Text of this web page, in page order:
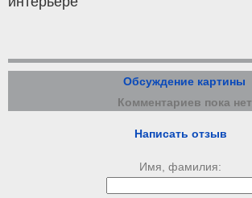
Обсуждение картины
Комментариев пока нет
Написать отзыв
Имя, фамилия: